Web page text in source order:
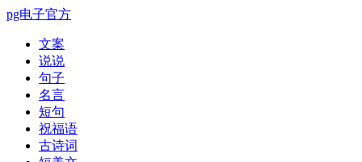
pg电子官方
文案
说说
句子
名言
短句
祝福语
古诗词